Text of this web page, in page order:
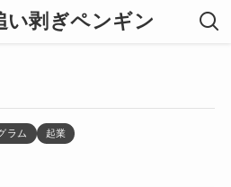
い剥ぎペンギン
ラム 起業